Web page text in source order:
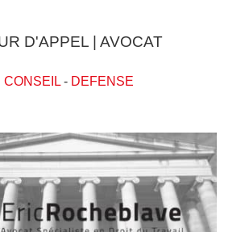
D'APPEL | AVOCAT
CONSEIL- DEFENSE